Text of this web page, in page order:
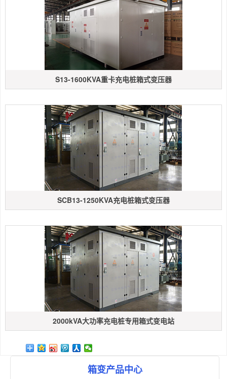
S13-1600KVA重卡充电桩箱式变压器
SCB13-1250KVA充电桩箱式变压器
2000kVA大功率充电桩专用箱式变电站
箱变产品中心